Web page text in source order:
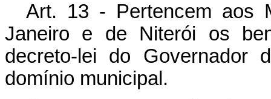
Art. 13 - Pertencem aos
Janeiro e de Niterói os
decreto-lei do Governador
domínio municipal.